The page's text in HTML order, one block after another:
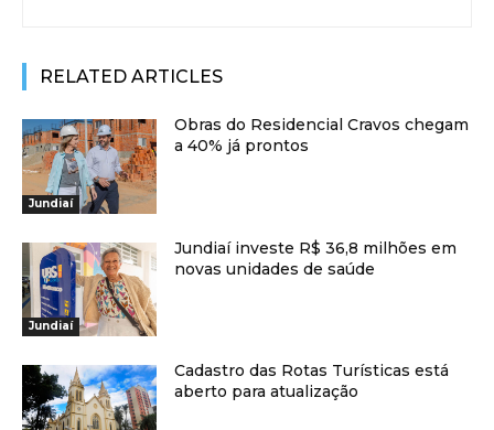
RELATED ARTICLES
Jundiaí
Obras do Residencial Cravos chegam
a 40% já prontos
Jundiaí
Jundiaí investe R$ 36,8 milhões em
novas unidades de saúde
Cadastro das Rotas Turísticas está
aberto para atualização